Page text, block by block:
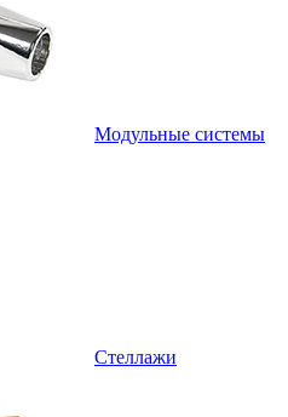
Модульные системы
Стеллажи